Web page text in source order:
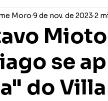
se
do
Moro 9 de nov. de 2023 2